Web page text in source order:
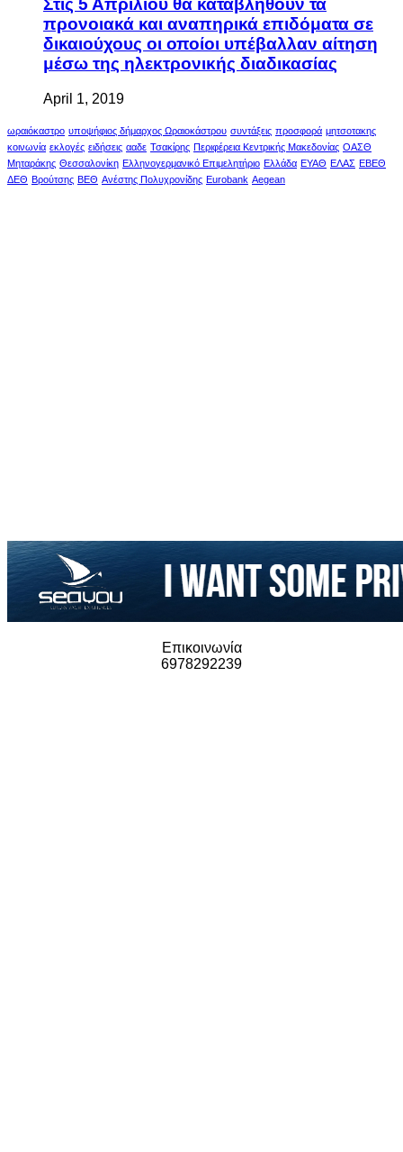
Στις 5 Απριλίου θα καταβληθούν τα
προνοιακά και αναπηρικά επιδόματα σε
δικαιούχους οι οποίοι υπέβαλλαν αίτηση
μέσω της ηλεκτρονικής διαδικασίας
April 1, 2019
ωραιόκαστρο υποψήφιος δήμαρχος Ωραιοκάστρου συντάξεις προσφορά μητσοτακης
κοινωνία εκλογές ειδήσεις ααδε Τσακίρης Περιφέρεια Κεντρικής Μακεδονίας ΟΑΣΘ
Μηταράκης Θεσσαλονίκη Ελληνογερμανικό Επιμελητήριο Ελλάδα ΕΥΑΘ ΕΛΑΣ ΕΒΕΘ
ΔΕΘ Βρούτσης ΒΕΘ Ανέστης Πολυχρονίδης Eurobank Aegean
Επικοινωνία
6978292239